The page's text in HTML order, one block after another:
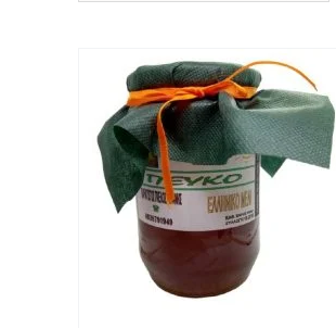
ΠΡΟΣΘΉΚΗ ΣΤΟ ΚΑΛΆΘΙ
ΛΕΠΤΟΜΈΡΕΙΕΣ